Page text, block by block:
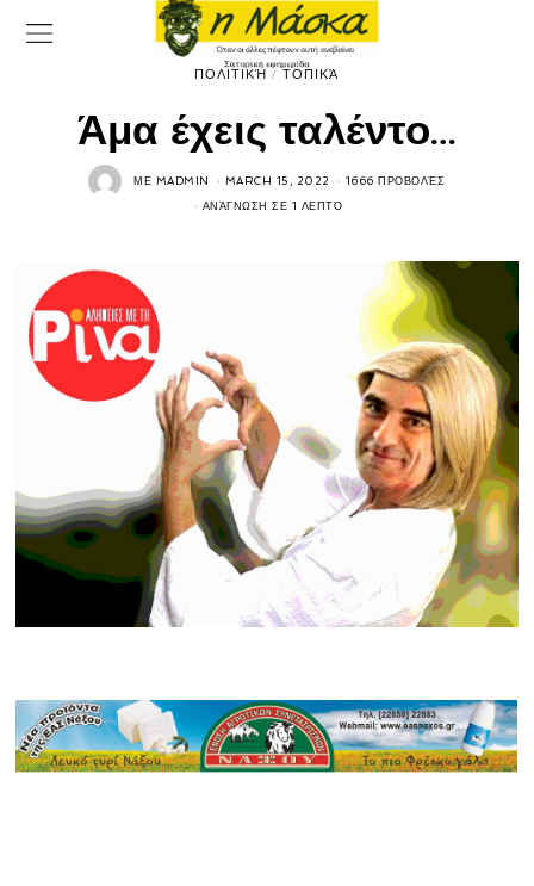
ΠΟΛΙΤΙΚΉ / ΤΟΠΙΚΆ
Άμα έχεις ταλέντο…
ΜΕ MADMIN MARCH 15, 2022 1666 ΠΡΟΒΟΛΈΣ
ΑΝΆΓΝΩΣΗ ΣΕ 1 ΛΕΠΤΌ